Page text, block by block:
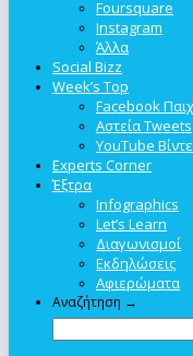
Foursquare
Instagram
Άλλα
Social Bizz
Week’s Top
Facebook
Αστεία Tweets
YouTube
Experts Corner
Έξτρα
Infographics
Let’s Learn
Διαγωνισμοί
Εκδηλώσεις
Αφιερώματα
Αναζήτηση →